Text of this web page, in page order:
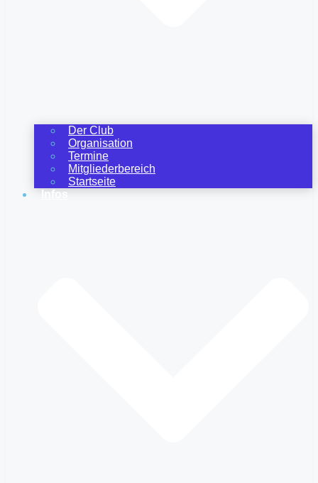
Der Club
Organisation
Termine
Mitgliederbereich
Startseite
Infos